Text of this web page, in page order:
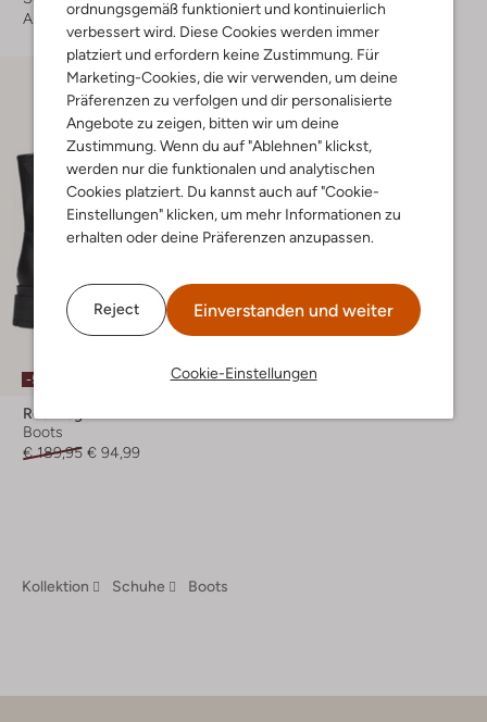
ordnungsgemäß funktioniert und kontinuierlich
verbessert wird. Diese Cookies werden immer
platziert und erfordern keine Zustimmung. Für
Marketing-Cookies, die wir verwenden, um deine
Präferenzen zu verfolgen und dir personalisierte
Angebote zu zeigen, bitten wir um deine
Zustimmung. Wenn du auf "Ablehnen" klickst,
werden nur die funktionalen und analytischen
Cookies platziert. Du kannst auch auf "Cookie-
Einstellungen" klicken, um mehr Informationen zu
erhalten oder deine Präferenzen anzupassen.
Reject Einverstanden und weiter
Cookie-Einstellungen
Ab
€ 64,99
€ 129,99 € 90,99
-50%
Red-Rag
Boots
€ 189,95 € 94,99
Kollektion Schuhe Boots